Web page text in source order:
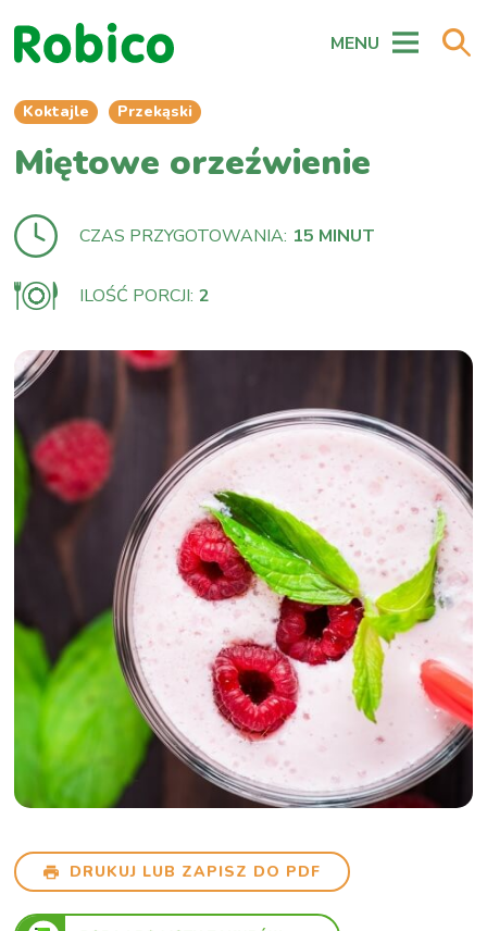
MENU
Koktajle Przekąski
Miętowe orzeźwienie
CZAS PRZYGOTOWANIA: 15 MINUT
ILOŚĆ PORCJI: 2
DRUKUJ LUB ZAPISZ DO PDF